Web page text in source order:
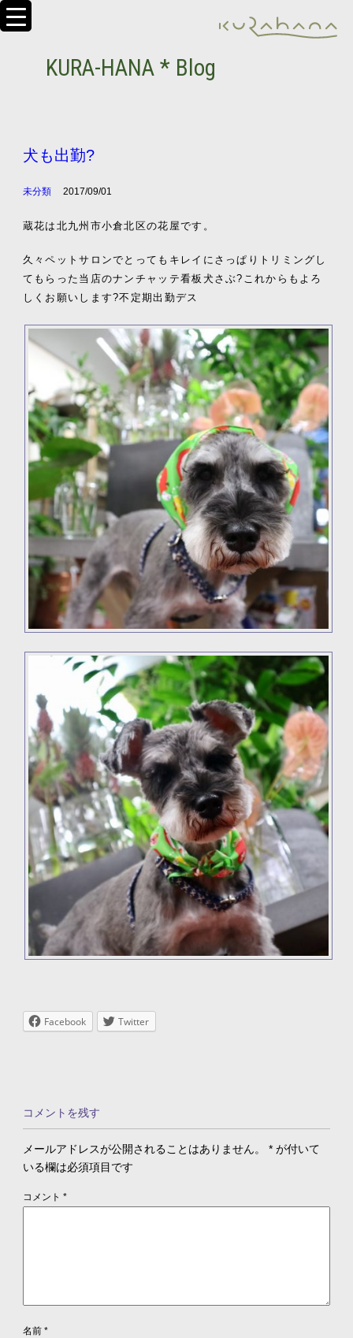
KURA-HANA * Blog
犬も出勤?
未分類 2017/09/01
蔵花は北九州市小倉北区の花屋です。
久々ペットサロンでとってもキレイにさっぱりトリミングし
てもらった当店のナンチャッテ看板犬 さぶ?これからもよろ
しくお願いします?不定期出勤デス
Facebook Twitter
コメントを残す
メールアドレスが公開されることはありません。 *が付いて
いる欄は必須項目です
コメント *
名前 *